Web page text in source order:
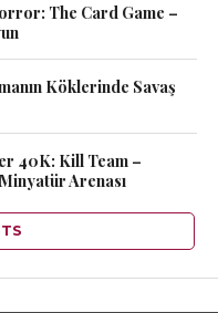
The Card Game –
Köklerinde Savaş
40K: Kill Team –
Arenası